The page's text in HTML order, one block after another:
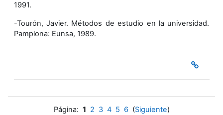
1991.
-Tourón, Javier. Métodos de estudio en la universidad.
Pamplona: Eunsa, 1989.
Página: 1 2 3 4 5 6(Siguiente)